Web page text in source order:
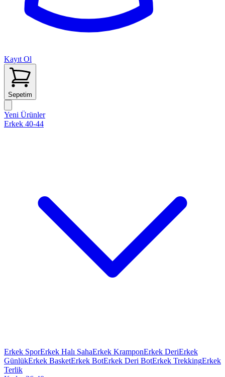
Kayıt Ol
Sepetim
Yeni Ürünler
Erkek 40-44
Erkek SporErkek Halı SahaErkek KramponErkek DeriErkek
GünlükErkek BasketErkek BotErkek Deri BotErkek TrekkingErkek
Terlik